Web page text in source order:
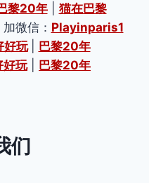
黎20年| 猫在巴黎
微信： Playinparis1
好玩
巴黎20年
好玩| 巴黎20年
们